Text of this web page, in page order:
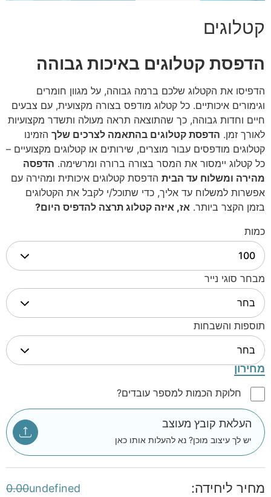
קטלוגים
הדפסת קטלוגים באיכות גבוהה
הדפיסו את הקטלוג שלכם ברמה גבוהה, על מגוון חומרים
וגימורים איכותיים. כל קטלוג מודפס בצורה מקצועית, עם צבעים
חיים וחדות גבוהה, כך שהתוצאה תראה מעולה ותשדר מקצועיות
לאורך זמן. הדפסת קטלוגים בהתאמה לצרכים שלך הזמינו
קטלוגים מודפסים עבור מוצרים, שירותים או קטלוגים מקצועיים –
כל קטלוג יימסור את המסר בצורה ברורה ומרשימה. הדפסה
מהירה ומשלוח עד הבית הדפסת קטלוגים איכותית ומהירה עם
אפשרות למשלוח עד אליך, כדי שתוכל/י לקבל את הקטלוגים
בזמן הקצר ביותר. אז, איזה קטלוג תרצה להדפיס היום?
כמות
מבחר סוגי נייר
תוספות והשבחות
מחירון
חלוקת הכמות למספר עובדים?
העלאת קובץ מעוצב
יש לך עיצוב מוכן? נא להעלות אותו כאן
מחיר ליחידה: 0.00undefined